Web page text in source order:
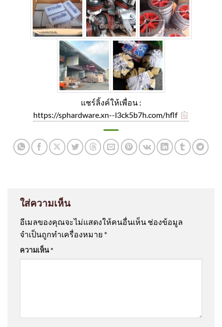
แชร์ลิ้งค์ให้เพื่อน :
https://sphardware.xn--l3ck5b7h.com/hflf
ใส่ความเห็น
อีเมลของคุณจะไม่แสดงให้คนอื่นเห็น ช่องข้อมูล
จำเป็นถูกทำเครื่องหมาย *
ความเห็น*